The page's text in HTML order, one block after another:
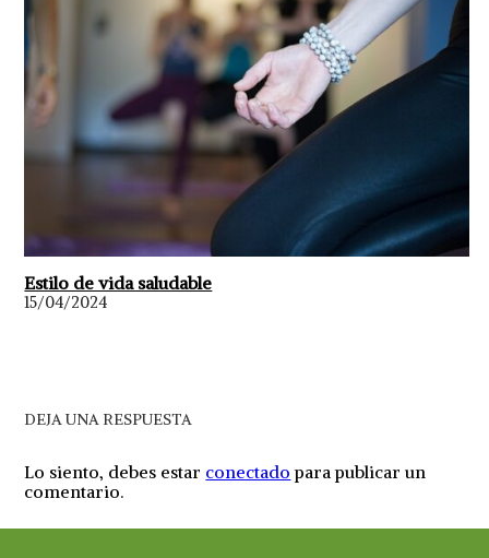
Estilo de vida saludable
15/04/2024
DEJA UNA RESPUESTA
Lo siento, debes estar conectado para publicar un
comentario.